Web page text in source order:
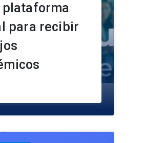
plataforma
para recibir